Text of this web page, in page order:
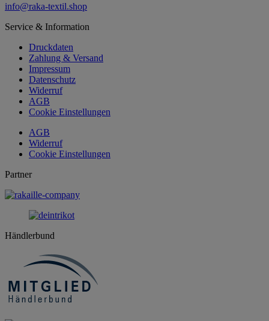
info@raka-textil.shop
Service & Information
Druckdaten
Zahlung & Versand
Impressum
Datenschutz
Widerruf
AGB
Cookie Einstellungen
AGB
Widerruf
Cookie Einstellungen
Partner
Händlerbund